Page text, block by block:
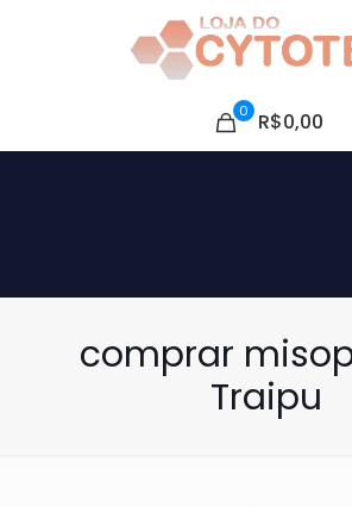
0 R$0,00
comprar
Traipu